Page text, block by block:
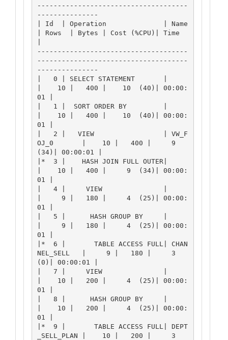
-------------------------------------
---------------
| Id  | Operation              | Name
| Rows  | Bytes | Cost (%CPU)| Time
-------------------------------------
-------------------------------------
---------------
|   0 | SELECT STATEMENT       |
|    10 |   400 |    10  (40)| 00:00:
01 |
|   1 |  SORT ORDER BY         |
|    10 |   400 |    10  (40)| 00:00:
01 |
|   2 |   VIEW                 | VW_F
OJ_0       |    10 |   400 |     9
(34)| 00:00:01 |
|*  3 |    HASH JOIN FULL OUTER|
|    10 |   400 |     9  (34)| 00:00:
01 |
|   4 |     VIEW               |
|     9 |   180 |     4  (25)| 00:00:
01 |
|   5 |      HASH GROUP BY     |
|     9 |   180 |     4  (25)| 00:00:
01 |
|*  6 |       TABLE ACCESS FULL| CHAN
NEL_SELL   |     9 |   180 |     3
(0)| 00:00:01 |
|   7 |     VIEW               |
|    10 |   200 |     4  (25)| 00:00:
01 |
|   8 |      HASH GROUP BY     |
|    10 |   200 |     4  (25)| 00:00:
01 |
|*  9 |       TABLE ACCESS FULL| DEPT
_SELL_PLAN |    10 |   200 |     3